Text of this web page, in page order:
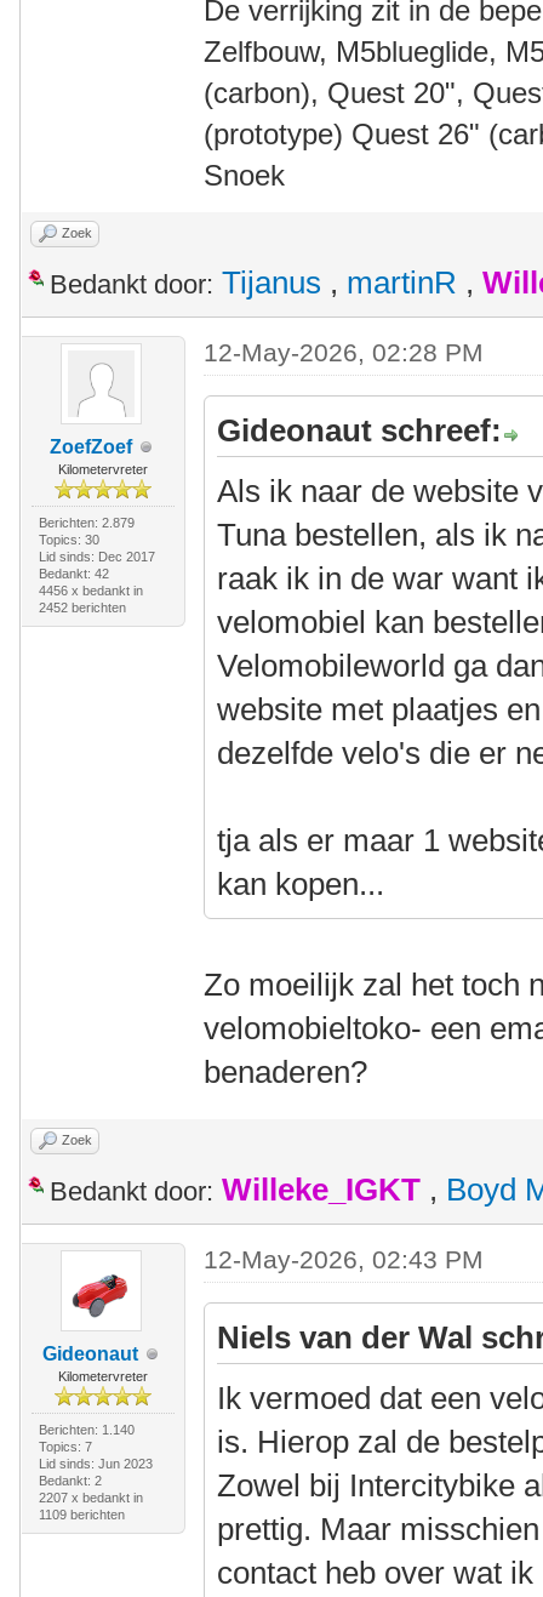
De verrijking zit in de
Zelfbouw, M5blueglide,
(carbon), Quest 20",
(prototype) Quest 26"
Snoek
Zoek
Bedankt door: Tijanus , martinR ,
ZoefZoef
Kilometervreter
Berichten: 2.879
Topics: 30
Lid sinds: Dec 2017
Bedankt: 42
4456 x bedankt in
2452 berichten
12-May-2026, 02:28 PM
Gideonaut schreef:
Als ik naar de website
Tuna bestellen, als ik
raak ik in de war want
velomobiel kan
Velomobileworld ga
website met plaatjes
dezelfde velo's die er
tja als er maar 1
kan kopen...
Zo moeilijk zal het toch
velomobieltoko- een
benaderen?
Zoek
Bedankt door: Willeke_IGKT , Boyd
Gideonaut
Kilometervreter
Berichten: 1.140
Topics: 7
Lid sinds: Jun 2023
Bedankt: 2
2207 x bedankt in
1109 berichten
12-May-2026, 02:43 PM
Niels van der Wal
Ik vermoed dat een
is. Hierop zal de
Zowel bij Intercitybike
prettig. Maar
contact heb over wat